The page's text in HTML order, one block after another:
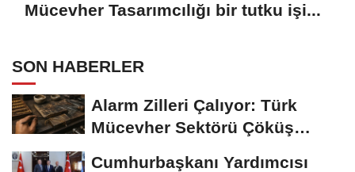
Mücevher Tasarımcılığı bir tutku işi...
SON HABERLER
Alarm Zilleri Çalıyor: Türk
Mücevher Sektörü Çöküş
Cumhurbaşkanı Yardımcısı